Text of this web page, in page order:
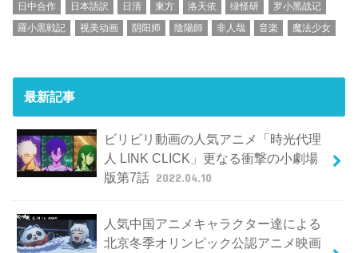
日中合作
日本語訳 日清 東方 洛天依 绿怪研
罗小黑战记
羅小黒戦記
视美动画 阴阳师 陰陽師 非人哉 音楽 魔法少女
最新記事
ビリビリ動画の人気アニメ「時光代理
人 LINK CLICK」更なる衝撃の小劇場
版第7話 2022.04.10
人気中国アニメキャラクター達による
北京冬季オリンピック公認アニメ映画